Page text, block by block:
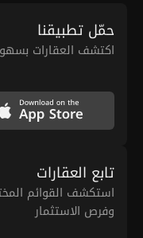
حمّل تطبيقنا
اكتشف العقارات
تابع العقارات
استكشف القوائم
وفرص الاستثمار